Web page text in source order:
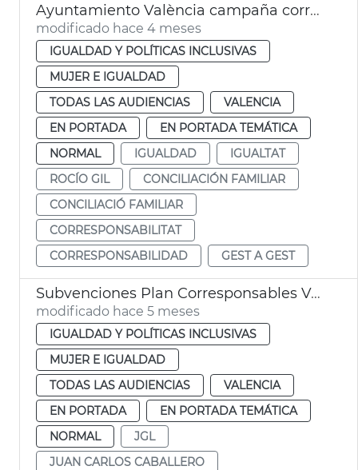
Ayuntamiento València campaña corresponsabilidad conciliación familiar
modificado hace 4 meses
IGUALDAD Y POLÍTICAS INCLUSIVAS
MUJER E IGUALDAD
TODAS LAS AUDIENCIAS
VALENCIA
EN PORTADA
EN PORTADA TEMÁTICA
NORMAL
IGUALDAD
IGUALTAT
ROCÍO GIL
CONCILIACIÓN FAMILIAR
CONCILIACIÓ FAMILIAR
CORRESPONSABILITAT
CORRESPONSABILIDAD
GEST A GEST
Subvenciones Plan Corresponsables València
modificado hace 5 meses
IGUALDAD Y POLÍTICAS INCLUSIVAS
MUJER E IGUALDAD
TODAS LAS AUDIENCIAS
VALENCIA
EN PORTADA
EN PORTADA TEMÁTICA
NORMAL
JGL
JUAN CARLOS CABALLERO